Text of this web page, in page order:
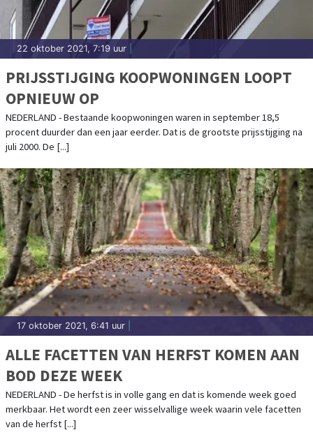
22 oktober 2021, 7:19 uur
PRIJSSTIJGING KOOPWONINGEN LOOPT
OPNIEUW OP
NEDERLAND - Bestaande koopwoningen waren in september 18,5
procent duurder dan een jaar eerder. Dat is de grootste prijsstijging na
juli 2000. De [...]
17 oktober 2021, 6:41 uur
ALLE FACETTEN VAN HERFST KOMEN AAN
BOD DEZE WEEK
NEDERLAND - De herfst is in volle gang en dat is komende week goed
merkbaar. Het wordt een zeer wisselvallige week waarin vele facetten
van de herfst [...]